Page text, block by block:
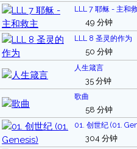
LLL 7 耶稣 - 主和
49 分钟
LLL 8 圣灵的作为
50 分钟
人生箴言
35 分钟
歌曲
58 分钟
01. 创世纪 (01.
304 分钟